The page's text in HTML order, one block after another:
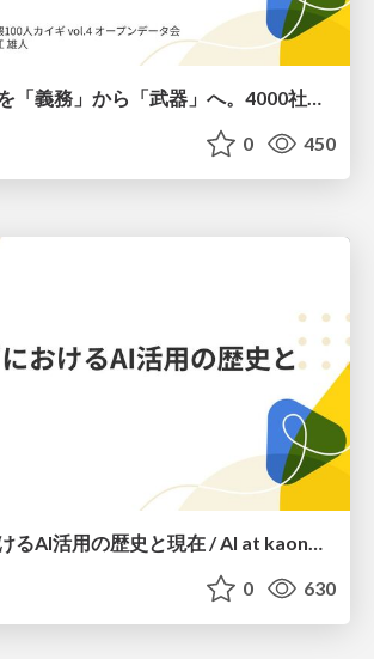
人的資本開示を「義務」から「武器」へ。4000社のオープンデータを耕した「人的資本データnavi」の想い / Turning Human Capital Disclosure from "Obligation" to "Weapon": The Vision Behind "Human Capital Data navi" and its 4,000 Companies Open Data
0 450
カオナビにおけるAI活用の歴史と現在 / AI at kaonavi: Past and Present
0 630